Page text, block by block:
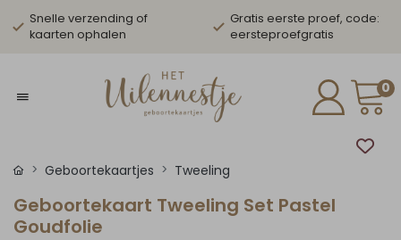
Snelle verzending of
kaarten ophalen
Gratis eerste proef, code:
eersteproefgratis
0
Geboortekaartjes Tweeling
Geboortekaart Tweeling Set Pastel
Goudfolie